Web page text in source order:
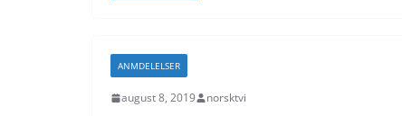
ANMDELELSER
august 8, 2019 norsktvi